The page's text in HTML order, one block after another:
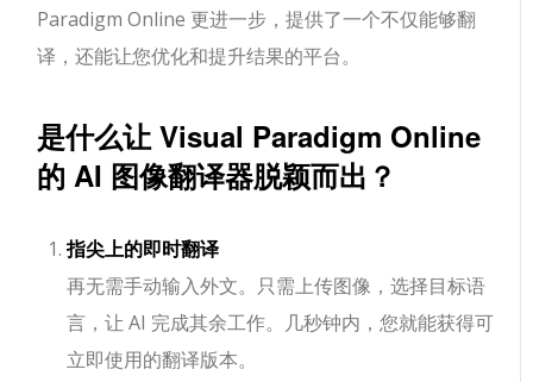
Paradigm Online 更进一步，提供了一个不仅能够翻
译，还能让您优化和提升结果的平台。
是什么让 Visual Paradigm Online
的 AI 图像翻译器脱颖而出？
指尖上的即时翻译
再无需手动输入外文。只需上传图像，选择目标语
言，让 AI 完成其余工作。几秒钟内，您就能获得可
立即使用的翻译版本。